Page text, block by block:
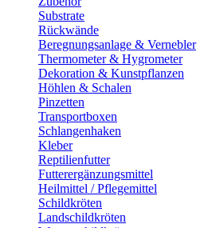
Substrate
Rückwände
Beregnungsanlage & Vernebler
Thermometer & Hygrometer
Dekoration & Kunstpflanzen
Höhlen & Schalen
Pinzetten
Transportboxen
Schlangenhaken
Kleber
Reptilienfutter
Futterergänzungsmittel
Heilmittel / Pflegemittel
Schildkröten
Landschildkröten